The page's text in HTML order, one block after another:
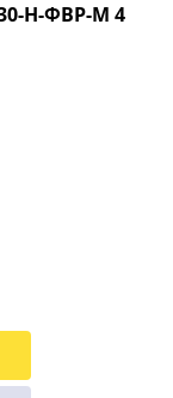
Н-ФВР-М 4